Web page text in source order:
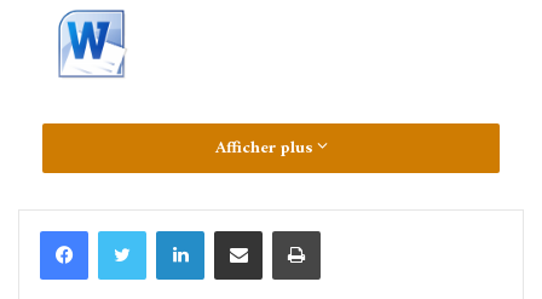
Afficher plus
Linkedin Partager par email Imprimer